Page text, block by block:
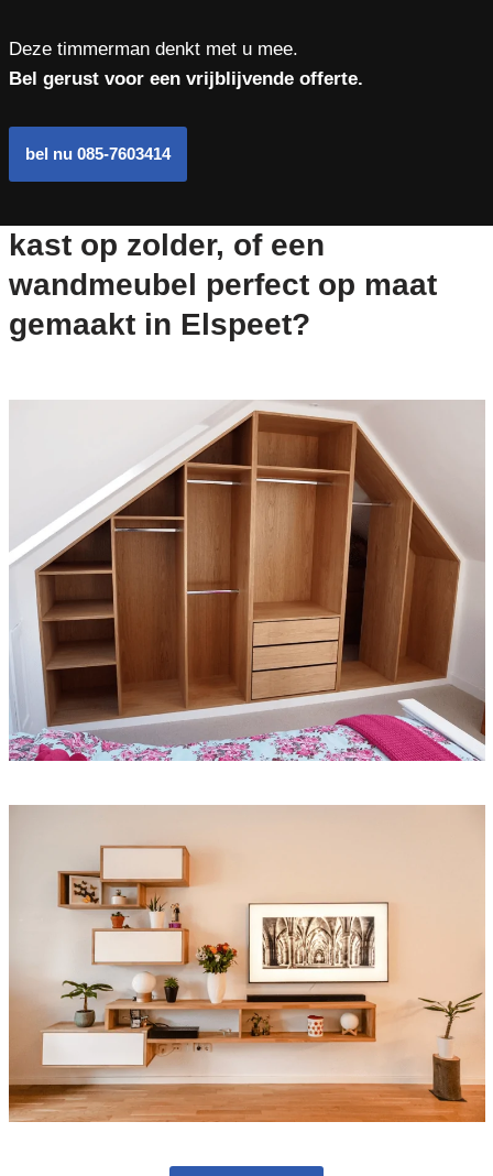
Deze timmerman denkt met u mee.
Bel gerust voor een vrijblijvende offerte.
bel nu 085-7603414
kast op zolder, of een
wandmeubel perfect op maat
gemaakt in Elspeet?